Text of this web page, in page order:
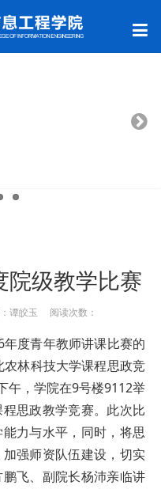
级教学比赛
谭皎玉 阅读次数：
度青年教师讲课比赛的
林科技大学课程思政竞
午，学院在9号楼9112举
思政教学竞赛。此次比
力与水平，同时，将思
强师资队伍建设，切实
飞、副院长杨沛亲临讲